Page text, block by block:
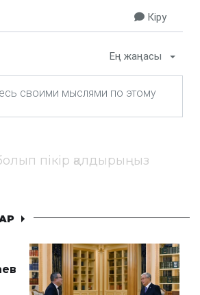
Кіру
Ең жаңасы
пікір қалдырыңыз